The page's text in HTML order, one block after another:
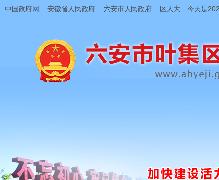
中国政府网 安徽省人民政府 六安市人民政府 区人大 今天是